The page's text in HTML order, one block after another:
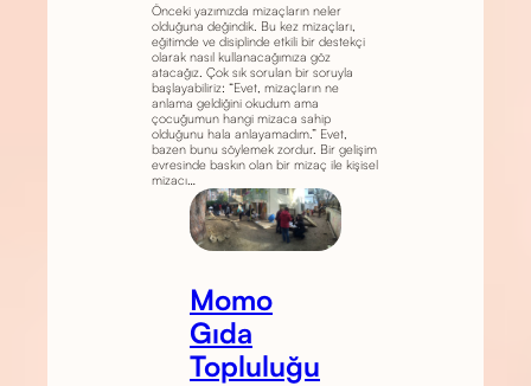
Önceki yazımızda mizaçların neler
olduğuna değindik. Bu kez mizaçları,
eğitimde ve disiplinde etkili bir destekçi
olarak nasıl kullanacağımıza göz
atacağız. Çok sık sorulan bir soruyla
başlayabiliriz: “Evet, mizaçların ne
anlama geldiğini okudum ama
çocuğumun hangi mizaca sahip
olduğunu hala anlayamadım.” Evet,
bazen bunu söylemek zordur. Bir gelişim
evresinde baskın olan bir mizaç ile kişisel
mizacı…
Momo
Gıda
Topluluğu